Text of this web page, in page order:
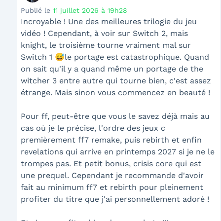
Publié le 11 juillet 2026 à 19h28
Incroyable ! Une des meilleures trilogie du jeu
vidéo ! Cependant, à voir sur Switch 2, mais
knight, le troisième tourne vraiment mal sur
Switch 1 😅le portage est catastrophique. Quand
on sait qu'il y a quand même un portage de the
witcher 3 entre autre qui tourne bien, c'est assez
étrange. Mais sinon vous commencez en beauté !
Pour ff, peut-être que vous le savez déjà mais au
cas où je le précise, l'ordre des jeux c
premièrement ff7 remake, puis rebirth et enfin
revelations qui arrive en printemps 2027 si je ne le
trompes pas. Et petit bonus, crisis core qui est
une prequel. Cependant je recommande d'avoir
fait au minimum ff7 et rebirth pour pleinement
profiter du titre que j'ai personnellement adoré !